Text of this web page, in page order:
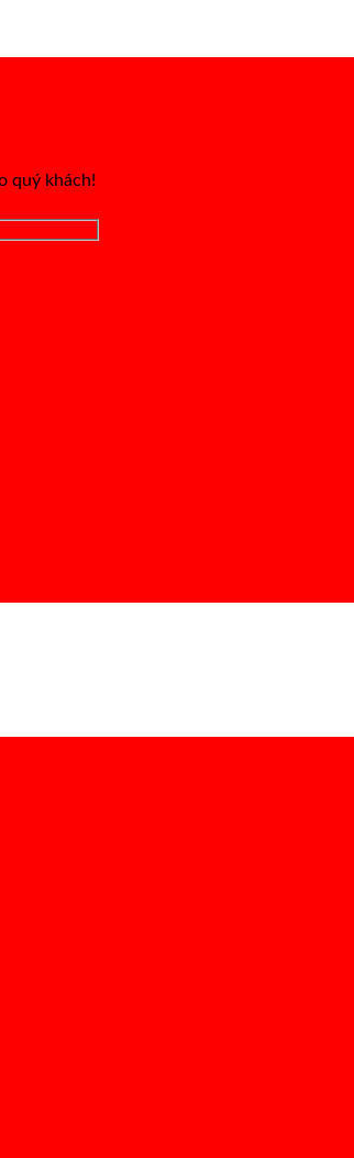
quý khách!